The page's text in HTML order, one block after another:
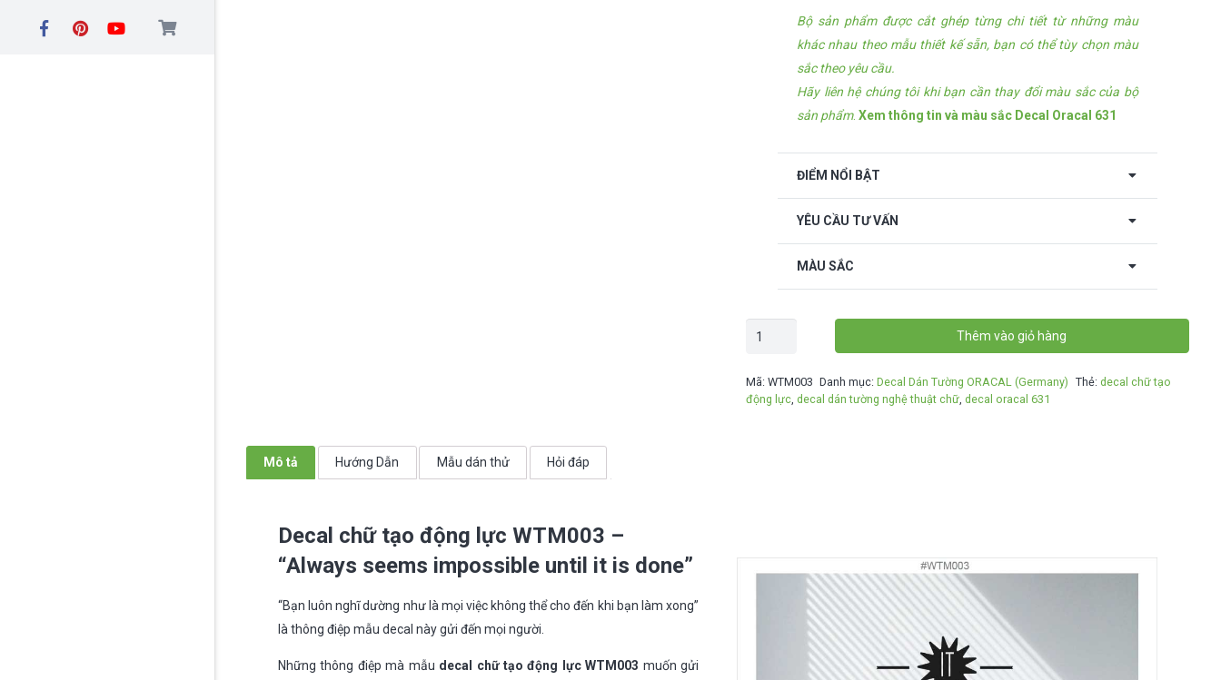
Bộ sản phẩm được cắt ghép từng chi tiết từ những màu
khác nhau theo mẫu thiết kế sẵn, bạn có thể tùy chọn màu
sắc theo yêu cầu.
Hãy liên hệ chúng tôi khi bạn cần thay đổi màu sắc của bộ
sản phẩm. Xem thông tin và màu sắc Decal Oracal 631
ĐIỂM NỔI BẬT
YÊU CẦU TƯ VẤN
MÀU SẮC
Decal
tạo
động
Thêm vào giỏ hàng
Mã:WTM003 Danh mục:Decal Dán Tường ORACAL (Germany) Thẻ: decal chữ tạo
động lực,decal dán tường nghệ thuật chữ,decal oracal 631
Mô tả Hướng Dẫn Mẫu dán thử Hỏi đáp
Decal chữ tạo động lực WTM003 –
“Always seems impossible until it is done”
“Bạn luôn nghĩ dường như là mọi việc không thể cho đến khi bạn làm xong”
là thông điệp mẫu decal này gửi đến mọi người.
Những thông điệp mà mẫu decal chữ tạo động lực WTM003 muốn gửi